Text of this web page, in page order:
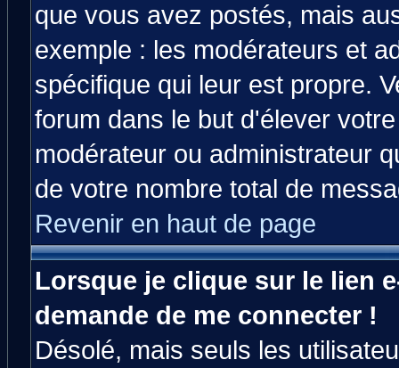
que vous avez postés, mais
exemple : les modérateurs et
spécifique qui leur est propre.
forum dans le but d'élever
modérateur ou administrateur
de votre nombre total de
Revenir en haut de page
Lorsque je clique sur le lien
demande de me connecter !
Désolé, mais seuls les